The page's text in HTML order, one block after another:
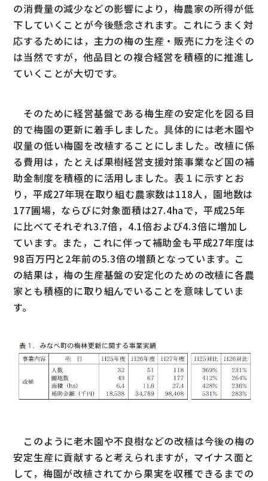
の消費量の減少などの影響により，梅農家の所得が低
下していくことが今後懸念されます。これにうまく対
応するためには，主力の梅の生産・販売に力を注ぐの
は当然ですが，他品目との複合経営を積極的に推進し
ていくことが大切です。
そのために経営基盤である梅生産の安定化を図る目
的で梅園の更新に着手しました。具体的には老木園や
収量の低い梅園を改植することにしました。改植に係
る費用は，たとえば果樹経営支援対策事業など国の補
助金制度を積極的に活用しました。表１に示すとお
り，平成27年現在取り組む農家数は118人，園地数は
177圃場，ならびに対象面積は27.4haで，平成25年
に比べてそれぞれ3.7倍，4.1倍および4.3倍に増加し
ています。また，これに伴って補助金も平成27年度は
98百万円と2年前の5.3倍の増額となっています。こ
の結果は，梅の生産基盤の安定化のための改植に各農
家とも積極的に取り組んでいることを意味していま
す。
このように老木園や不良樹などの改植は今後の梅の
安定生産に貢献すると考えられますが，マイナス面と
して，梅園が改植されてから果実を収穫できるまでの